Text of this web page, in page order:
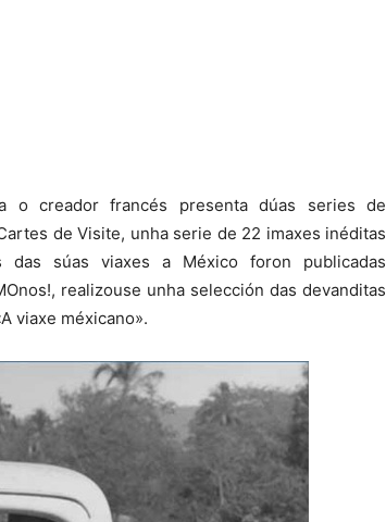
o creador francés presenta dúas series de
de Visite, unha serie de 22 imaxes inéditas
súas viaxes a México foron publicadas
realizouse unha selección das devanditas
viaxe méxicano».